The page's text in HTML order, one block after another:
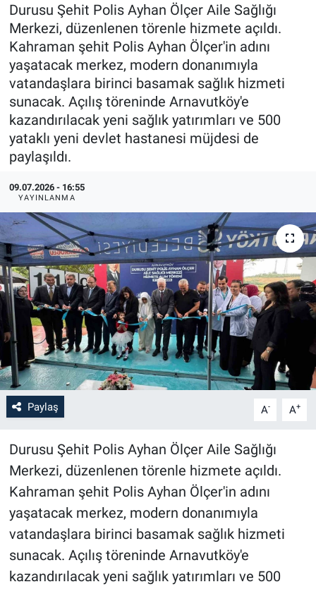
Durusu Şehit Polis Ayhan Ölçer Aile Sağlığı
Merkezi, düzenlenen törenle hizmete açıldı.
Kahraman şehit Polis Ayhan Ölçer'in adını
yaşatacak merkez, modern donanımıyla
vatandaşlara birinci basamak sağlık hizmeti
sunacak. Açılış töreninde Arnavutköy'e
kazandırılacak yeni sağlık yatırımları ve 500
yataklı yeni devlet hastanesi müjdesi de
paylaşıldı.
09.07.2026 - 16:55
YAYINLANMA
Paylaş A- A+
Durusu Şehit Polis Ayhan Ölçer Aile Sağlığı
Merkezi, düzenlenen törenle hizmete açıldı.
Kahraman şehit Polis Ayhan Ölçer'in adını
yaşatacak merkez, modern donanımıyla
vatandaşlara birinci basamak sağlık hizmeti
sunacak. Açılış töreninde Arnavutköy'e
kazandırılacak yeni sağlık yatırımları ve 500
Haber Arşivi